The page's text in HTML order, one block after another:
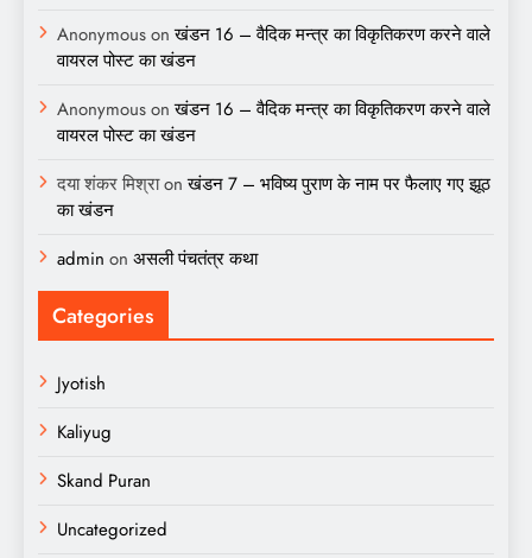
Anonymousonखंडन 16 – वैदिक मन्त्र का विकृतिकरण करने वाले
वायरल पोस्ट का खंडन
Anonymousonखंडन 16 – वैदिक मन्त्र का विकृतिकरण करने वाले
वायरल पोस्ट का खंडन
दया शंकर मिश्राonखंडन 7 – भविष्य पुराण के नाम पर फैलाए गए झूठ
का खंडन
admin on असली पंचतंत्र कथा
Categories
Jyotish
Kaliyug
Skand Puran
Uncategorized